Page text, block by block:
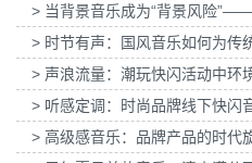
女节宣
为张家口京西智行科技BWI
项目提供音乐
> 当背景音乐成为“背景风险
> 时节有声：国风音乐如何为传
> 声浪流量：潮玩快闪活动中环
> 听感定调：时尚品牌线下快闪
> 高级感音乐：品牌产品的时代